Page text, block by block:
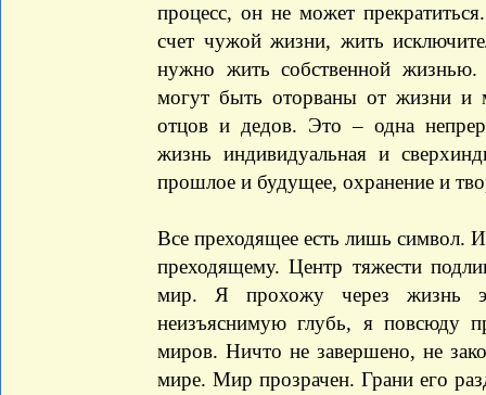
процесс, он не может
счет чужой жизни, жить
нужно жить собственной
могут быть оторваны от жизни и
отцов и дедов. Это – одна
жизнь индивидуальная и
прошлое и будущее, охранение и
Все преходящее есть лишь символ.
преходящему. Центр тяжести
мир. Я прохожу через жизнь
неизъяснимую глубь, я повсюду
миров. Ничто не завершено, не
мире. Мир прозрачен. Грани его